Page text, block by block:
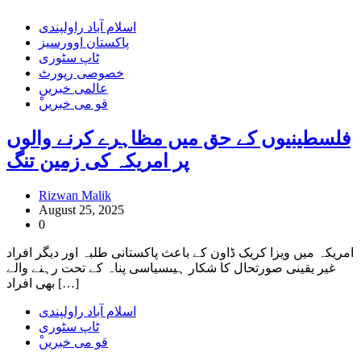
اسلام آباد راولپندی
پاکستان اوورسیز
ٹاپ سٹوری
خصوصی رپورٹ
عالمی خبریں
ْقو می خبریں
فلسطینیوں کے حق میں مظاہرے کرنے والوں
پر امریکہ کی زمین تنگ
Rizwan Malik
August 25, 2025
0
امریکہ میں ویزا کریک ڈاون کے باعث پاکستانی طلبہ اور دیگر افراد
غیر یقینی صورتحال کا شکار ہیںسیاسی پناہ کے تحت رہنے والے
بھی افراد […]
اسلام آباد راولپندی
ٹاپ سٹوری
ْقو می خبریں